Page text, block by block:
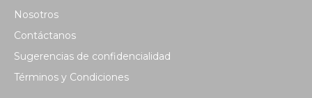
Nosotros
Contáctanos
Sugerencias de confidencialidad
Términos y Condiciones